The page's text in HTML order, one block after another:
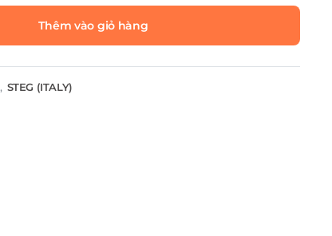
Thêm vào giỏ hàng
, STEG (ITALY)